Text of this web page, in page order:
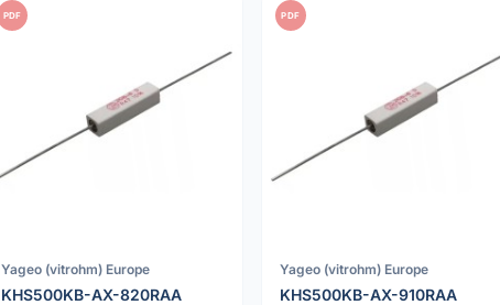
PDF
Yageo (vitrohm) Europe
KHS500KB-AX-820RAA
PDF
Yageo (vitrohm) Europe
KHS500KB-AX-910RAA